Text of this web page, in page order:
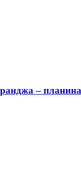
– планина